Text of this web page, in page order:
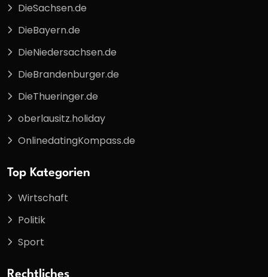
DieSachsen.de
DieBayern.de
DieNiedersachsen.de
DieBrandenburger.de
DieThueringer.de
oberlausitz.holiday
OnlinedatingKompass.de
Top Kategorien
Wirtschaft
Politik
Sport